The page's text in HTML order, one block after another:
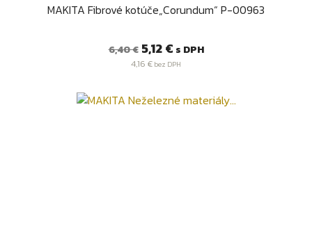
MAKITA Fibrové kotúče„Corundum“ P-00963
Bežná
cena
6,40 € Cena
5,12 € s DPH
4,16 € bez DPH